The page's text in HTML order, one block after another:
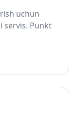
uchun
servis. Punkt